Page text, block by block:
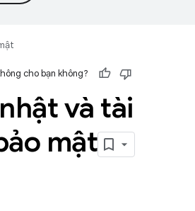
cho bạn không?
và tài
mật